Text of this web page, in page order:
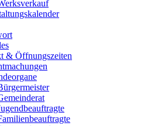
& Öffnungszeiten